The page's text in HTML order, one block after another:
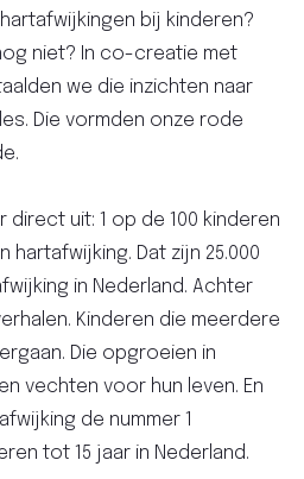
bij kinderen?
niet? In co-creatie met
we die inzichten naar
Die vormden onze rode
direct uit: 1 op de 100 kinderen
Dat zijn 25.000
in Nederland. Achter
Kinderen die meerdere
Die opgroeien in
vechten voor hun leven. En
de nummer 1
tot 15 jaar in Nederland.